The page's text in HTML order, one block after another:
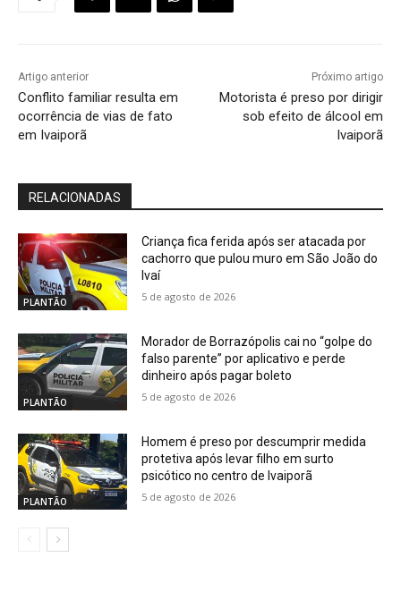
Artigo anterior
Conflito familiar resulta em
ocorrência de vias de fato
em Ivaiporã
Próximo artigo
Motorista é preso por dirigir
sob efeito de álcool em
Ivaiporã
RELACIONADAS
PLANTÃO
Criança fica ferida após ser atacada por
cachorro que pulou muro em São João do
Ivaí
5 de agosto de 2026
PLANTÃO
Morador de Borrazópolis cai no “golpe do
falso parente” por aplicativo e perde
dinheiro após pagar boleto
5 de agosto de 2026
PLANTÃO
Homem é preso por descumprir medida
protetiva após levar filho em surto
psicótico no centro de Ivaiporã
5 de agosto de 2026